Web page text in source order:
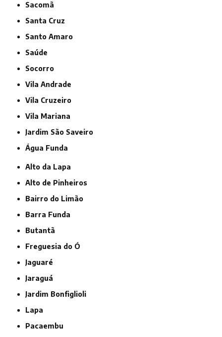
Sacomã
Santa Cruz
Santo Amaro
Saúde
Socorro
Vila Andrade
Vila Cruzeiro
Vila Mariana
jardim São Saveiro
Água Funda
Alto da Lapa
Alto de Pinheiros
Bairro do Limão
Barra Funda
Butantã
Freguesia do Ó
Jaguaré
Jaraguá
Jardim Bonfiglioli
Lapa
Pacaembu